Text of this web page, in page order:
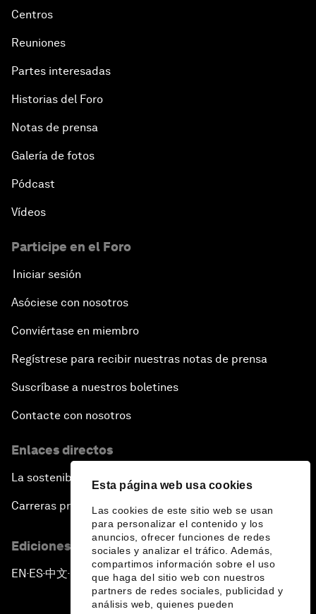
Esta página web usa cookies
Las cookies de este sitio web se usan
para personalizar el contenido y los
anuncios, ofrecer funciones de redes
sociales y analizar el tráfico. Además,
compartimos información sobre el uso
que haga del sitio web con nuestros
partners de redes sociales, publicidad y
análisis web, quienes pueden
Centros
Reuniones
Partes interesadas
Historias del Foro
Notas de prensa
Galería de fotos
Pódcast
Vídeos
Participe en el Foro
Iniciar sesión
Asóciese con nosotros
Conviértase en miembro
Regístrese para recibir nuestras notas de prensa
Suscríbase a nuestros boletines
Contacte con nosotros
Enlaces directos
La sostenibilidad en el Foro
Carreras profesionales
Ediciones en otros idiomas
EN ▪ES▪中文▪ 日本語